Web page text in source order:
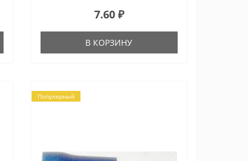
в том, что два провода вводится в
путем м..
7.60 ₽
В КОРЗИНУ
Популярный